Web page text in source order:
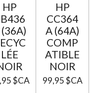
HP
LÉE
$CA
HP
CC364
A (64A)
COMP
ATIBLE
NOIR
99,95 $CA